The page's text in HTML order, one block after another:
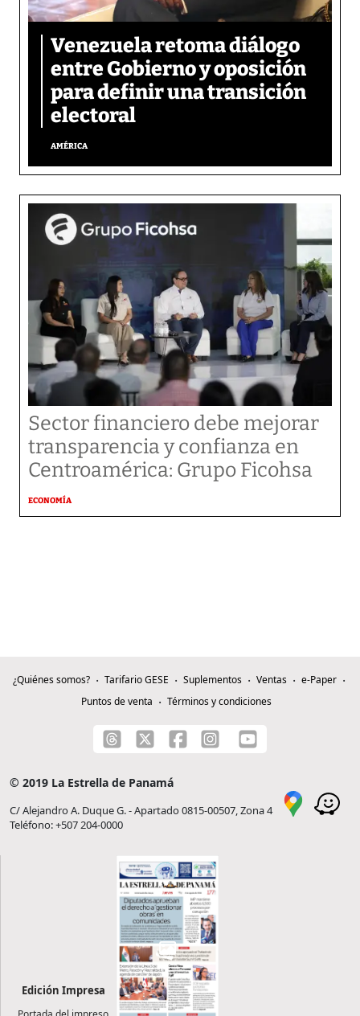
Venezuela retoma diálogo
entre Gobierno y oposición
para definir una transición
electoral
AMÉRICA
Sector financiero debe mejorar
transparencia y confianza en
Centroamérica: Grupo Ficohsa
ECONOMÍA
¿Quiénes somos? Tarifario GESE Suplementos Ventas
e-Paper
Puntos de venta
Términos y condiciones
© 2019 La Estrella de Panamá
C/ Alejandro A. Duque G. - Apartado 0815-00507, Zona 4
Teléfono: +507 204-0000
Edición Impresa